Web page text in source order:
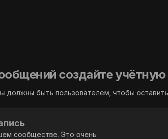
создайте учётную
должны быть пользователем, чтобы
сообществе. Это очень